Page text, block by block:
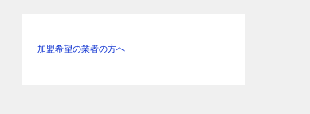
加盟希望の業者の方へ